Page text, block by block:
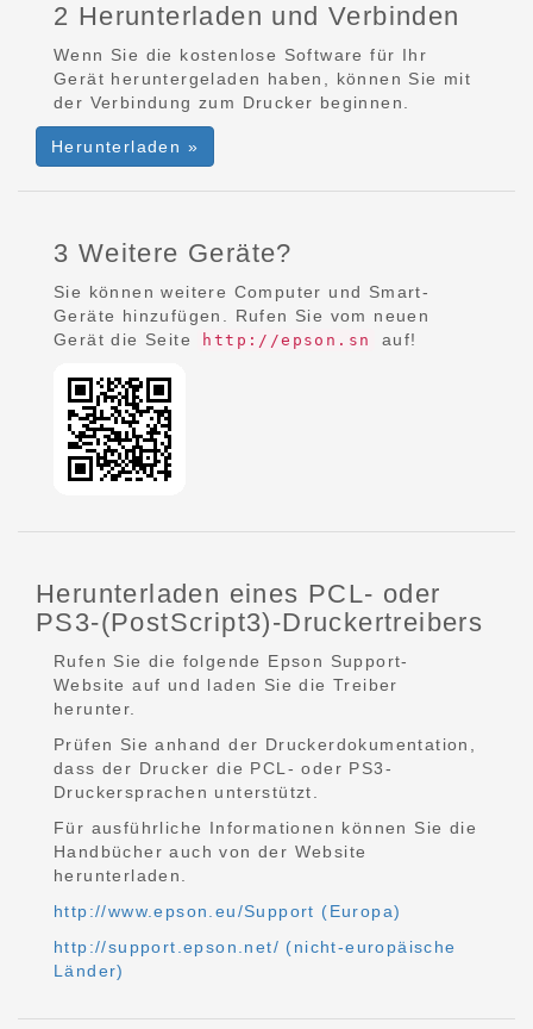
2 Herunterladen und Verbinden
Wenn Sie die kostenlose Software für Ihr
Gerät heruntergeladen haben, können Sie mit
der Verbindung zum Drucker beginnen.
Herunterladen »
3 Weitere Geräte?
Sie können weitere Computer und Smart-
Geräte hinzufügen. Rufen Sie vom neuen
Gerät die Seite
http://epson.sn auf!
Herunterladen eines PCL- oder
PS3-(PostScript3)-Druckertreibers
Rufen Sie die folgende Epson Support-
Website auf und laden Sie die Treiber
herunter.
Prüfen Sie anhand der Druckerdokumentation,
dass der Drucker die PCL- oder PS3-
Druckersprachen unterstützt.
Für ausführliche Informationen können Sie die
Handbücher auch von der Website
herunterladen.
http://www.epson.eu/Support (Europa)
http://support.epson.net/ (nicht-europäische
Länder)